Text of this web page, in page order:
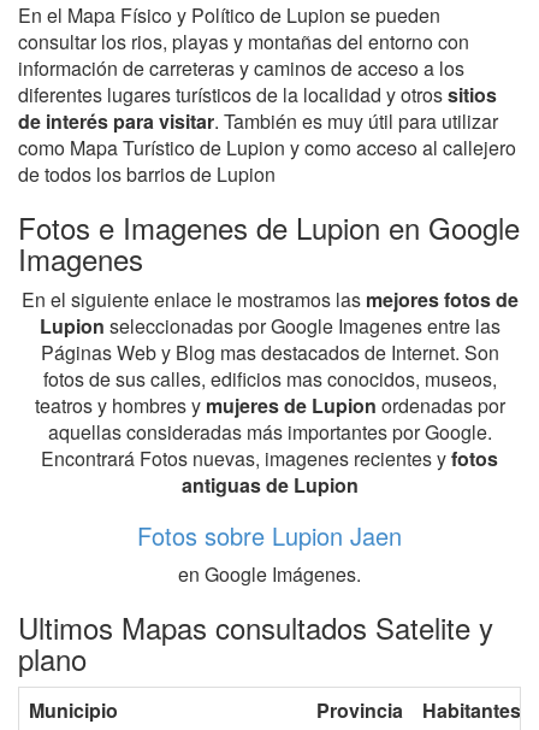
En el Mapa Físico y Político de Lupion se pueden
consultar los rios, playas y montañas del entorno con
información de carreteras y caminos de acceso a los
diferentes lugares turísticos de la localidad y otrossitios
de interés para visitar. También es muy útil para utilizar
como Mapa Turístico de Lupion y como acceso al callejero
de todos los barrios de Lupion
Fotos e Imagenes de Lupion en Google
Imagenes
En el siguiente enlace le mostramos las mejores fotos de
Lupion seleccionadas por Google Imagenes entre las
Páginas Web y Blog mas destacados de Internet. Son
fotos de sus calles, edificios mas conocidos, museos,
teatros y hombres y mujeres de Lupion ordenadas por
aquellas consideradas más importantes por Google.
Encontrará Fotos nuevas, imagenes recientes yfotos
antiguas de Lupion
Fotos sobre Lupion Jaen
en Google Imágenes.
Ultimos Mapas consultados Satelite y
plano
Municipio Provincia
Habitantes